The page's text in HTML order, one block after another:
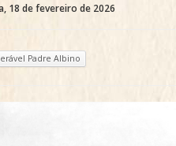
18 de fevereiro de 2026
Padre Albino